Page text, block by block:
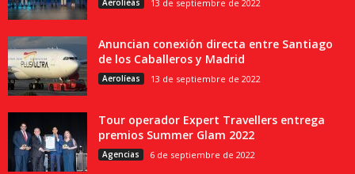
Aerolíeas 13 de septiembre de 2022
Anuncian conexión directa entre Santiago
de los Caballeros y Madrid
Aerolíeas 13 de septiembre de 2022
Tour operador Expert Travellers entrega
premios Summer Glam 2022
Agencias 6 de septiembre de 2022